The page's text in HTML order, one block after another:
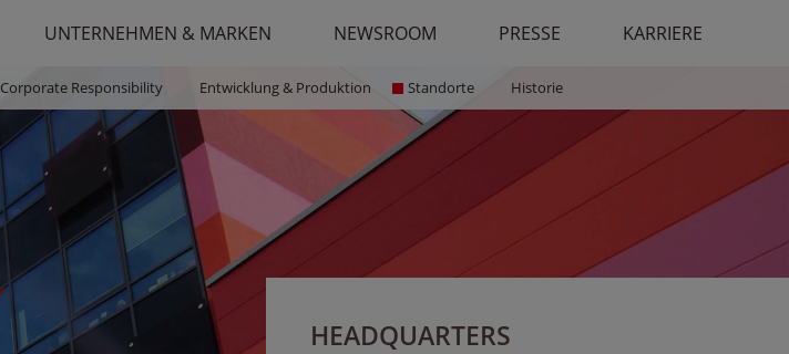
Corporate Responsibility Entwicklung & Produktion Standorte Historie
UNTERNEHMEN & MARKEN NEWSROOM PRESSE KARRIERE
HEADQUARTERS